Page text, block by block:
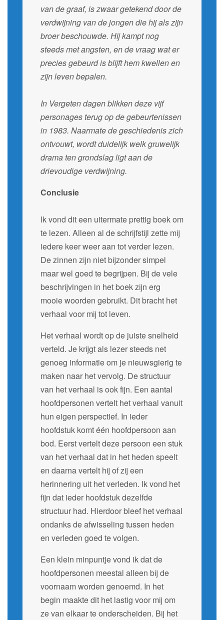
van de graaf, is zwaar getekend door de
verdwijning van de jongen die hij als zijn
broer beschouwde. Hij kampt nog
steeds met angsten, en de vraag wat er
precies gebeurd is blijft hem kwellen en
zijn leven bepalen.
In Vergeten dagen blikken deze vijf
personages terug op de gebeurtenissen
in 1983. Naarmate de geschiedenis zich
ontvouwt, wordt duidelijk welk gruwelijk
drama ten grondslag ligt aan de
drievoudige verdwijning.
Conclusie
Ik vond dit een uitermate prettig boek om
te lezen. Alleen al de schrijfstijl zette mij
iedere keer weer aan tot verder lezen.
De zinnen zijn niet bijzonder simpel
maar wel goed te begrijpen. Bij de vele
beschrijvingen in het boek zijn erg
mooie woorden gebruikt. Dit bracht het
verhaal voor mij tot leven.
Het verhaal wordt op de juiste snelheid
verteld. Je krijgt als lezer steeds net
genoeg informatie om je nieuwsgierig te
maken naar het vervolg. De structuur
van het verhaal is ook fijn. Een aantal
hoofdpersonen vertelt het verhaal vanuit
hun eigen perspectief. In ieder
hoofdstuk komt één hoofdpersoon aan
bod. Eerst vertelt deze persoon een stuk
van het verhaal dat in het heden speelt
en daarna vertelt hij of zij een
herinnering uit het verleden. Ik vond het
fijn dat ieder hoofdstuk dezelfde
structuur had. Hierdoor bleef het verhaal
ondanks de afwisseling tussen heden
en verleden goed te volgen.
Een klein minpuntje vond ik dat de
hoofdpersonen meestal alleen bij de
voornaam worden genoemd. In het
begin maakte dit het lastig voor mij om
ze van elkaar te onderscheiden. Bij het